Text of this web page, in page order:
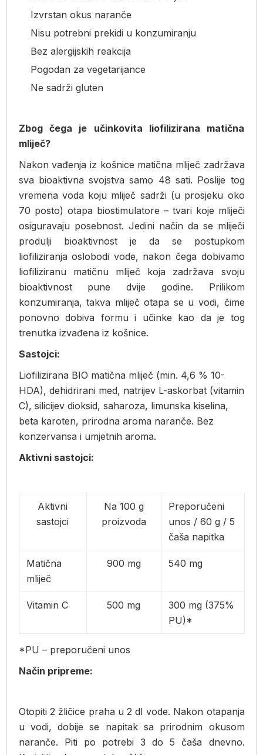
Izvrstan okus naranče
Nisu potrebni prekidi u konzumiranju
Bez alergijskih reakcija
Pogodan za vegetarijance
Ne sadrži gluten
Zbog čega je učinkovita liofilizirana matična
mliječ?
Nakon vađenja iz košnice matična mliječ zadržava
sva bioaktivna svojstva samo 48 sati. Poslije tog
vremena voda koju mliječ sadrži (u prosjeku oko
70 posto) otapa biostimulatore – tvari koje mliječi
osiguravaju posebnost. Jedini način da se mliječi
produlji bioaktivnost je da se postupkom
liofiliziranja oslobodi vode, nakon čega dobivamo
liofiliziranu matičnu mliječ koja zadržava svoju
bioaktivnost pune dvije godine. Prilikom
konzumiranja, takva mliječ otapa se u vodi, čime
ponovno dobiva formu i učinke kao da je tog
trenutka izvađena iz košnice.
Sastojci:
Liofilizirana BIO matična mliječ (min. 4,6 % 10-
HDA), dehidrirani med, natrijev L-askorbat (vitamin
C), silicijev dioksid, saharoza, limunska kiselina,
beta karoten, prirodna aroma naranče. Bez
konzervansa i umjetnih aroma.
Aktivni sastojci:
Aktivni
sastojci
Na 100 g
proizvoda
Preporučeni
unos / 60 g / 5
čaša napitka
Matična
mliječ
900 mg 540 mg
Vitamin C 500 mg
300 mg (375%
PU)*
*PU – preporučeni unos
Način pripreme:
Otopiti 2 žličice praha u 2 dl vode. Nakon otapanja
u vodi, dobije se napitak sa prirodnim okusom
naranče. Piti po potrebi 3 do 5 čaša dnevno.